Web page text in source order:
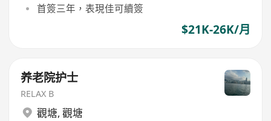
首簽三年，表現佳可續簽
$21K-26K/月
养老院护士
RELAX B
觀塘, 觀塘